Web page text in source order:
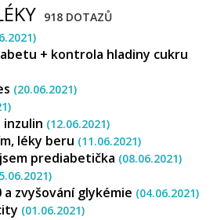
918 DOTAZŮ
+ kontrola hladiny cukru
(20.06.2021)
inzulin (12.06.2021)
léky beru (11.06.2021)
prediabetička (08.06.2021)
zvyšování glykémie (04.06.2021)
(01.06.2021)